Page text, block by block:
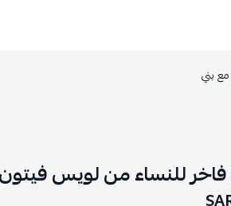
بني
للنساء من لويس فيتون